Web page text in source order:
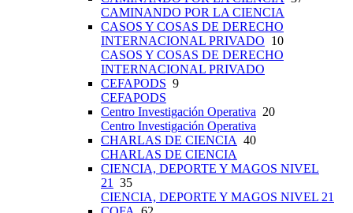
CAMINANDO POR LA CIENCIA
CASOS Y COSAS DE DERECHO
INTERNACIONAL PRIVADO 10
CASOS Y COSAS DE DERECHO
INTERNACIONAL PRIVADO
CEFAPODS 9
CEFAPODS
Centro Investigación Operativa 20
Centro Investigación Operativa
CHARLAS DE CIENCIA 40
CHARLAS DE CIENCIA
CIENCIA, DEPORTE Y MAGOS NIVEL
21
35
CIENCIA, DEPORTE Y MAGOS NIVEL 21